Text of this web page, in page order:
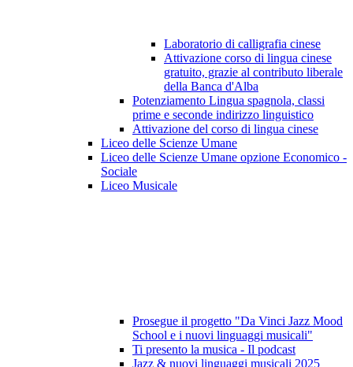
Laboratorio di calligrafia cinese
Attivazione corso di lingua cinese
gratuito, grazie al contributo liberale
della Banca d'Alba
Potenziamento Lingua spagnola, classi
prime e seconde indirizzo linguistico
Attivazione del corso di lingua cinese
Liceo delle Scienze Umane
Liceo delle Scienze Umane opzione Economico -
Sociale
Liceo Musicale
Prosegue il progetto "Da Vinci Jazz Mood
School e i nuovi linguaggi musicali"
Ti presento la musica - Il podcast
Jazz & nuovi linguaggi musicali 2025